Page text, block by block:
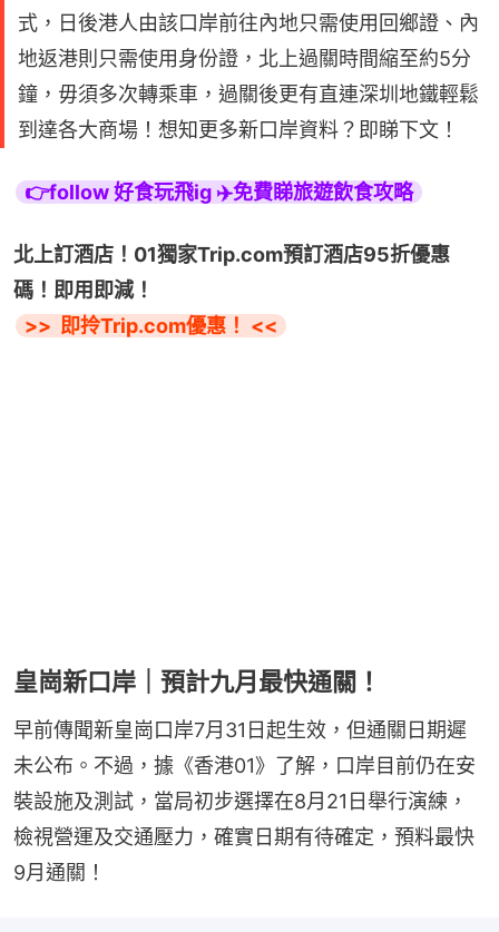
式，日後港人由該口岸前往內地只需使用回鄉證、內
地返港則只需使用身份證，北上過關時間縮至約5分
鐘，毋須多次轉乘車，過關後更有直連深圳地鐵輕鬆
到達各大商場！想知更多新口岸資料？即睇下文！
👉follow 好食玩飛ig ✈️免費睇旅遊飲食攻略
北上訂酒店！01獨家Trip.com預訂酒店95折優惠
碼！即用即減！
>>  即拎Trip.com優惠！ <<
皇崗新口岸｜預計九月最快通關！
早前傳聞新皇崗口岸7月31日起生效，但通關日期遲
未公布。不過，據《香港01》了解，口岸目前仍在安
裝設施及測試，當局初步選擇在8月21日舉行演練，
檢視營運及交通壓力，確實日期有待確定，預料最快
9月通關！